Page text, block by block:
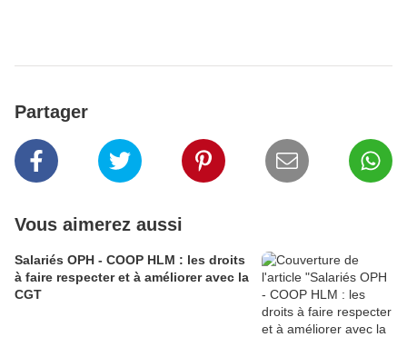
Partager
Vous aimerez aussi
Salariés OPH - COOP HLM : les droits
à faire respecter et à améliorer avec la
CGT